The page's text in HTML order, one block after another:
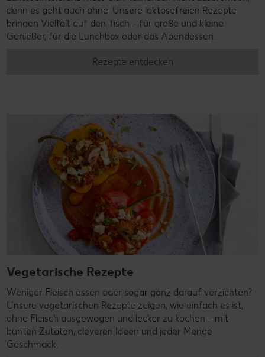
denn es geht auch ohne. Unsere laktosefreien Rezepte
bringen Vielfalt auf den Tisch – für große und kleine
Genießer, für die Lunchbox oder das Abendessen.
Rezepte entdecken
Vegetarische Rezepte
Weniger Fleisch essen oder sogar ganz darauf verzichten?
Unsere vegetarischen Rezepte zeigen, wie einfach es ist,
ohne Fleisch ausgewogen und lecker zu kochen – mit
bunten Zutaten, cleveren Ideen und jeder Menge
Geschmack.